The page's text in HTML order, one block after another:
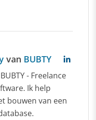
van BUBTY
- Freelance
Ik help
bouwen van een